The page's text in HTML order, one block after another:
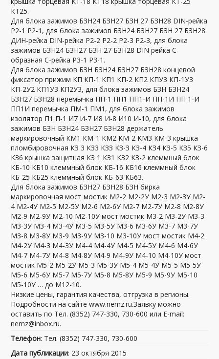
КТ25.
Для блока зажимов БЗН24 БЗН27 БЗН 27 БЗН28 DIN-рейка
Р2-1 P2-1, для блока зажимов БЗН24 БЗН27 БЗН 27 БЗН28
ДИН-рейка DIN-рейка Р2-2 P2-2 Р2-3 P2-3, для блока
зажимов БЗН24 БЗН27 БЗН 27 БЗН28 DIN рейка С-
образная С-рейка Р3-1 P3-1.
Для блока зажимов БЗН БЗН24 БЗН27 БЗН28 концевой
фиксатор прижим КП КП-1 КП1 КП-2 КП2 КПУ3 КП-1У3
КП-2У2 КП1У3 КП2У3, для блока зажимов БЗН БЗН24
БЗН27 БЗН28 перемычка ПП-1 ПП1 ПП1-И ПП-1И ПП 1-И
ПП1И перемычка ПМ-1 ПМ1, для блока зажимов
изолятор П1 П-1 И7 И-7 И8 И-8 И10 И-10, для блока
зажимов БЗН БЗН24 БЗН27 БЗН28 держатель
маркировочный КМ1 КМ-1 КМ2 КМ-2 КМ3 КМ-3 крышка
пломбировочная КЗ 3 КЗ3 КЗЗ КЗ-З КЗ-4 КЗ4 КЗ-5 КЗ5 КЗ-6
КЗ6 крышка защитная КЗ 1 КЗ1 КЗ2 КЗ-2 клеммный блок
КБ-10 КБ10 клеммный блок КБ-16 КБ16 клеммный блок
КБ-25 КБ25 клеммный блок КБ-63 КБ63.
Для блока зажимов БЗН27 БЗН28 БЗН бирка
маркировочная мост мостик М2-2 М2-2У М2-3 М2-3У М2-
4 М2-4У М2-5 М2-5У М2-6 М2-6У М2-7 М2-7У М2-8 М2-8У
М2-9 М2-9У М2-10 М2-10У мост мостик М3-2 М3-2У М3-3
М3-3У М3-4 М3-4У М3-5 М3-5У М3-6 М3-6У М3-7 М3-7У
М3-8 М3-8У М3-9 М3-9У М3-10 М3-10У мост мостик М4-2
М4-2У М4-3 М4-3У М4-4 М4-4У М4-5 М4-5У М4-6 М4-6У
М4-7 М4-7У М4-8 М4-8У М4-9 М4-9У М4-10 М4-10У мост
мостик М5-2 М5-2У М5-3 М5-3У М5-4 М5-4У М5-5 М5-5У
М5-6 М5-6У М5-7 М5-7У М5-8 М5-8У М5-9 М5-9У М5-10
М5-10У … до М12-10.
Низкие цены, гарантия качества, отгрузка в регионы.
Подробности на сайте www.nemz.ru.Заявку можно
оставить по Тел. (8352) 747-330, 730-600 или E-mail:
nemz@inbox.ru.
Телефон: Тел. (8352) 747-330, 730-600
Дата публикации: 23 октября 2015